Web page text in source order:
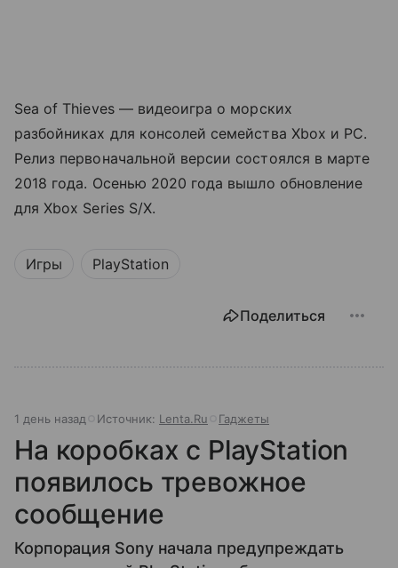
Sea of Thieves — видеоигра о морских
разбойниках для консолей семейства Xbox и PC.
Релиз первоначальной версии состоялся в марте
2018 года. Осенью 2020 года вышло обновление
для Xbox Series S/X.
Игры PlayStation
Поделиться
1 день назад Источник: Lenta.Ru Гаджеты
На коробках с PlayStation
появилось тревожное
сообщение
Корпорация Sony начала предупреждать